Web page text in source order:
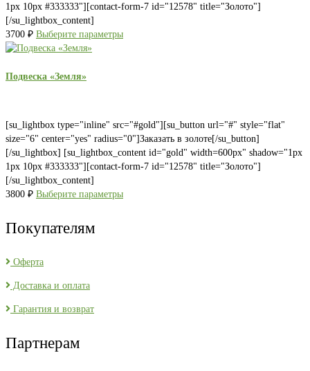
1px 10px #333333"][contact-form-7 id="12578" title="Золото"]
[/su_lightbox_content]
3700 ₽ Выберите параметры
Подвеска «Земля»
[su_lightbox type="inline" src="#gold"][su_button url="#" style="flat"
size="6" center="yes" radius="0"]Заказать в золоте[/su_button]
[/su_lightbox] [su_lightbox_content id="gold" width=600px" shadow="1px
1px 10px #333333"][contact-form-7 id="12578" title="Золото"]
[/su_lightbox_content]
3800 ₽ Выберите параметры
Покупателям
Оферта
Доставка и оплата
Гарантия и возврат
Партнерам